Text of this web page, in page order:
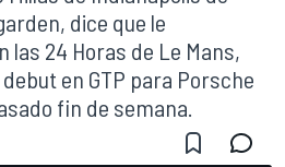
dice que le
las 24 Horas de Le Mans,
en GTP para Porsche
fin de semana.